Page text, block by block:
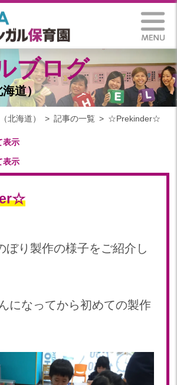
ブログ
海道）
北海道） 記事の一覧 ☆Prekinder☆
表示
城県）
県）
城県)
道)
県)
表示
ぼり製作の様子をご紹介し
になってから初めての製作